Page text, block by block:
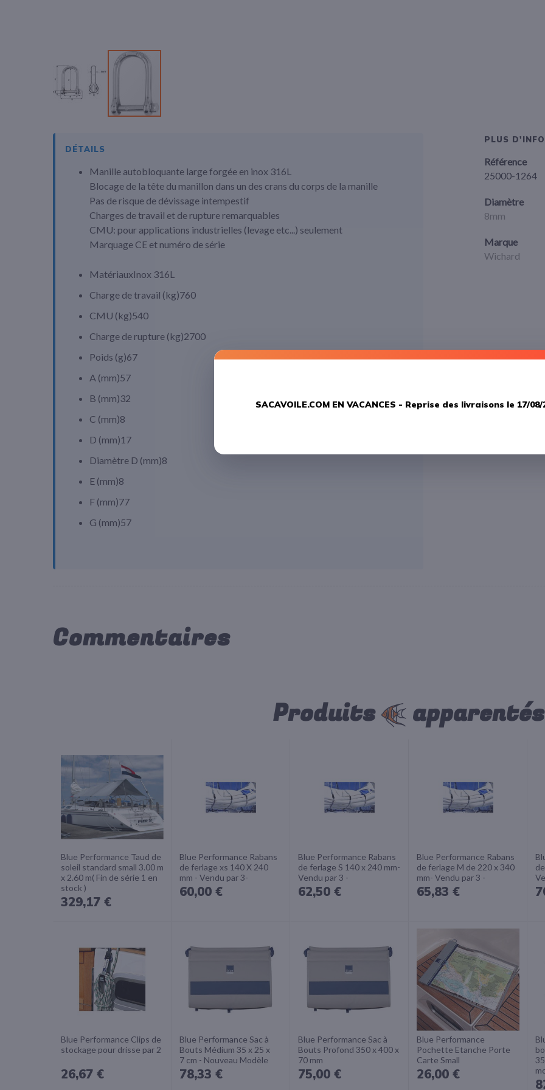
au
débutDÉTAILS
Manille autobloquante large forgée en inox 316L
Blocage de la tête du manillon dans un des crans du corps de la manille
Pas de risque de dévissage intempestif
Charges de travail et de rupture remarquables
CMU: pour applications industrielles (levage etc...) seulement
Marquage CE et numéro de série
MatériauxInox 316L
Charge de travail (kg)760
CMU (kg)540
Charge de rupture (kg)2700
Poids (g)67
A (mm)57
B (mm)32
C (mm)8
D (mm)17
Diamètre D (mm)8
E (mm)8
F (mm)77
G (mm)57
PLUS
Référence
25000-1264
Diamètre
8mm
Marque
Wichard
Commentaires
Produits apparentés
Blue Performance Taud de
soleil standard small 3.00 m
x 2.60 m( Fin de série 1 en
stock )
329,17 €
Blue Performance Rabans
de ferlage xs 140 X 240
mm - Vendu par 3-
60,00 €
Blue Performance Rabans
de ferlage S 140 x 240 mm-
Vendu par 3 -
62,50 €
Blue Performance Rabans
de ferlage M de 220 x 340
mm- Vendu par 3 -
65,83 €
Blue Performance Clips de
stockage pour drisse par 2
26,67 €
Blue Performance Sac à
Bouts Médium 35 x 25 x
7 cm - Nouveau Modèle
78,33 €
Blue Performance Sac à
Bouts Profond 350 x 400 x
70 mm
75,00 €
Blue Performance
Pochette Etanche Porte
Carte Small
26,00 €
SACAVOILE.COM EN VACANCES - Reprise des livraisons le 17/08/